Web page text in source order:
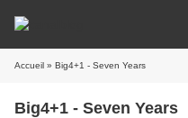
Accueil » Big4+1 - Seven Years
Big4+1 - Seven Years